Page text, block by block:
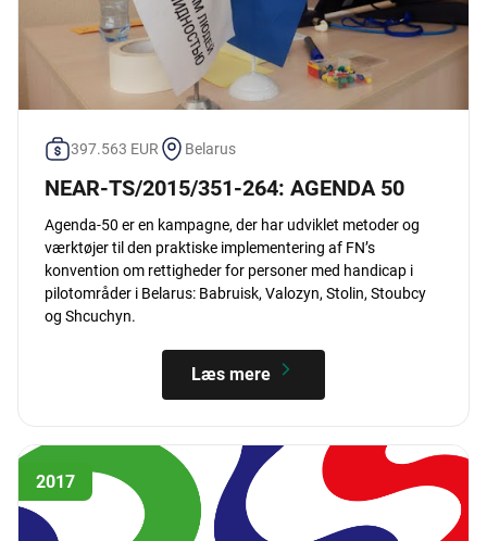
397.563 EUR Belarus
NEAR-TS/2015/351-264: AGENDA 50
Agenda-50 er en kampagne, der har udviklet metoder og
værktøjer til den praktiske implementering af FN’s
konvention om rettigheder for personer med handicap i
pilotområder i Belarus: Babruisk, Valozyn, Stolin, Stoubcy
og Shcuchyn.
Læs mere
2017